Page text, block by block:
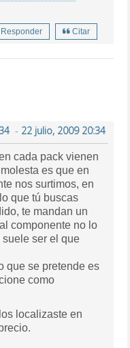
Responder Citar
- 22 julio, 2009 20:34
cada pack vienen
es que en
nos surtimos, en
que tú buscas
te mandan un
componente no lo
ser el que
que se pretende es
como
localizaste en